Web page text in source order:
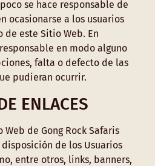
se hace responsable de
ocasionarse a los usuarios
de este Sitio Web. En
en modo alguno
falta o defecto de las
pudieran ocurrir.
ENLACES
de Gong Rock Safaris
de los Usuarios
entre otros, links, banners,